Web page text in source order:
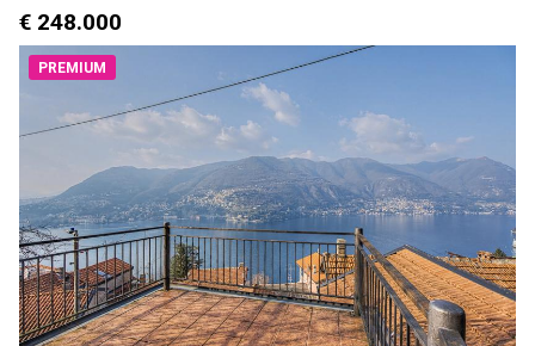
€ 248.000
PREMIUM